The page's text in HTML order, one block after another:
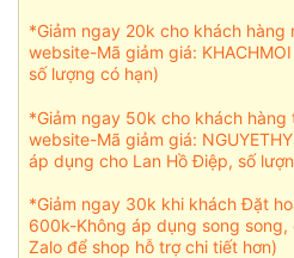
*Giảm ngay 20k cho khách hàng
website-Mã giảm giá:
số lượng có hạn)
*Giảm ngay 50k cho khách hàng
website-Mã giảm giá:
áp dụng cho Lan Hồ Điệp, số
*Giảm ngay 30k khi khách Đặt
600k-Không áp dụng song
Zalo để shop hỗ trợ chi tiết hơn)